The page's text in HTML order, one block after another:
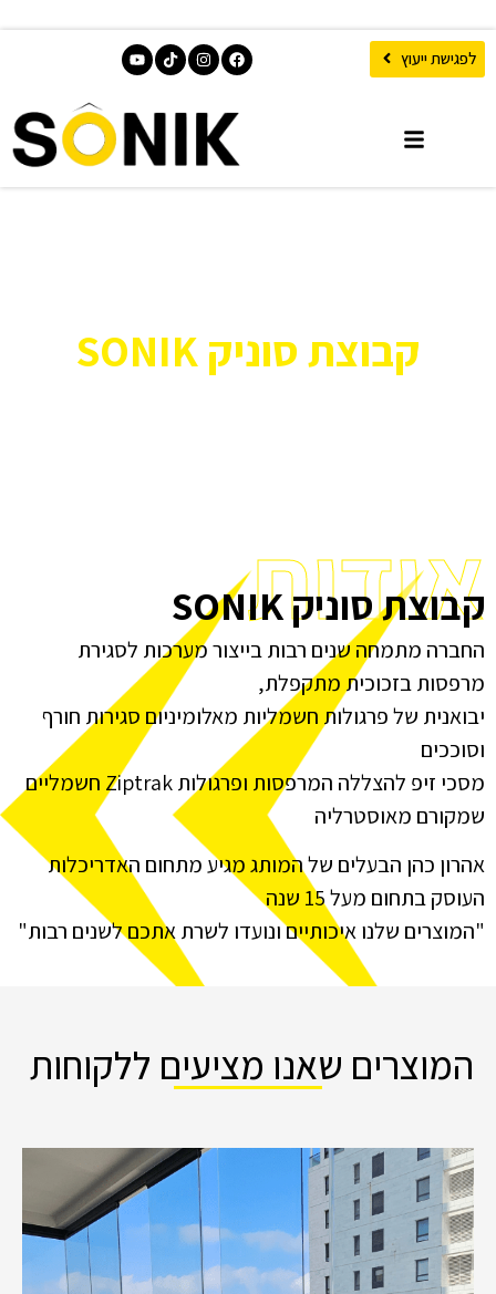
לפגישת ייעוץ
קבוצת סוניק SONIK
אודות
קבוצת סוניק SONIK
החברה מתמחה שנים רבות בייצור מערכות לסגירת
מרפסות בזכוכית מתקפלת,
יבואנית של פרגולות חשמליות מאלומיניום סגירות חורף
וסוככים
מסכי זיפ להצללה המרפסות ופרגולות Ziptrak חשמליים
שמקורם מאוסטרליה
אהרון כהן הבעלים של המותג מגיע מתחום האדריכלות
העוסק בתחום מעל 15 שנה
"המוצרים שלנו איכותיים ונועדו לשרת אתכם לשנים רבות"
המוצרים שאנו מציעים ללקוחות